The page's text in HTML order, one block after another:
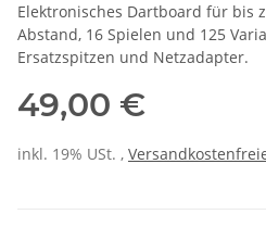
Elektronisches Dartboard für bis
Abstand, 16 Spielen und 125
Ersatzspitzen und Netzadapter.
49,00 €
inkl. 19% USt. ,